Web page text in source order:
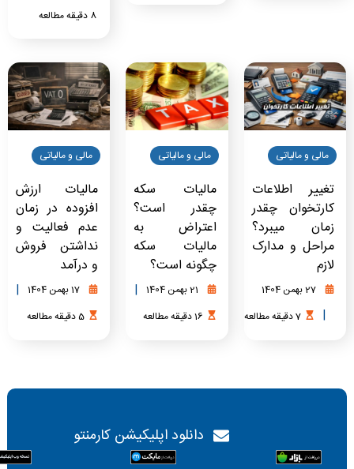
8 دقیقهمطالعه
مالی و مالیاتی
تغییر اطلاعات
کارتخوان چقدر
زمان میبرد؟
مراحل و مدارک
لازم
27 بهمن 1404
|
7دقیقهمطالعه
مالی و مالیاتی
مالیات سکه
چقدر است؟
اعتراض به
مالیات سکه
چگونه است؟
21 بهمن 1404 |
16دقیقهمطالعه
مالی و مالیاتی
مالیات ارزش
افزوده در زمان
عدم فعالیت و
نداشتن فروش
و درآمد
17 بهمن 1404 |
5دقیقهمطالعه
دانلود اپلیکیشن کارمنتو